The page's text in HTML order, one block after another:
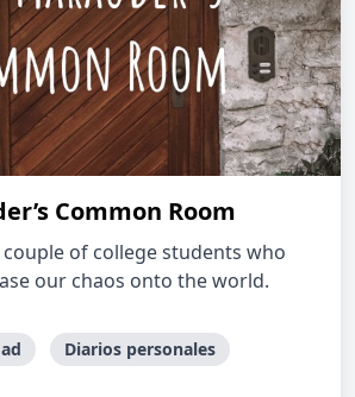
Common Room
couple of college students who
our chaos onto the world.
Diarios personales